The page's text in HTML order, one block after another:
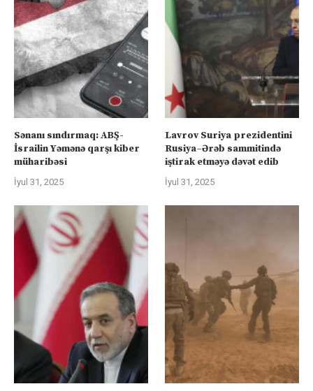
Sənanı sındırmaq: ABŞ-
İsrailin Yəmənə qarşı kiber
müharibəsi
İyul 31, 2025
Lavrov Suriya prezidentini
Rusiya–Ərəb sammitində
iştirak etməyə dəvət edib
İyul 31, 2025